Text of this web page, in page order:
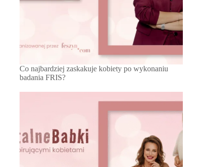
Co najbardziej zaskakuje kobiety po wykonaniu
badania FRIS?